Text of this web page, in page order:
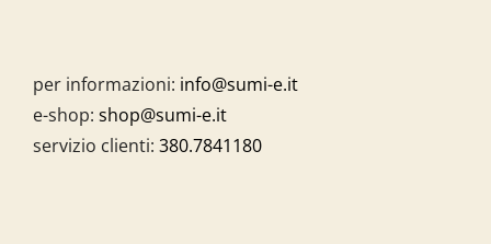
per informazioni: info@sumi-e.it
e-shop: shop@sumi-e.it
servizio clienti: 380.7841180